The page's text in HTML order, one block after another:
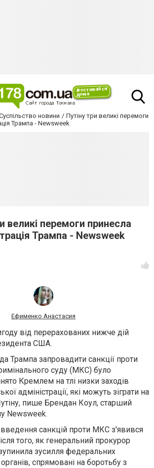
новини
Путіну три великі перемоги
Трампа - Newsweek
великі перемоги принесла
Трампа - Newsweek
Ефименко Анастасия
від перерахованих нижче дій
США.
Трампа запровадити санкції проти
суду (МКС) було
Кремлем на тлі низки заходів
адміністрації, які можуть зіграти на
пише Брендан Коул, старший
Newsweek.
санкцій проти МКС з'явився
того, як генеральний прокурор
зусилля федеральних
спрямовані на боротьбу з